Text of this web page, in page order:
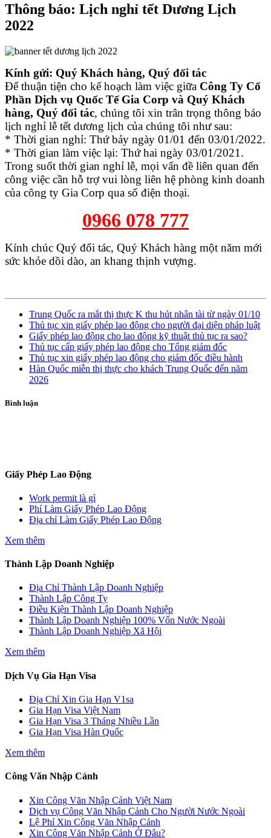
Thông báo: Lịch nghỉ tết Dương Lịch
2022
Kính gửi: Quý Khách hàng, Quý đối tác
Để thuận tiện cho kế hoạch làm việc giữa Công Ty Cổ
Phần Dịch vụ Quốc Tế Gia Corp và Quý Khách
hàng, Quý đối tác, chúng tôi xin trân trọng thông báo
lịch nghỉ lễ tết dương lịch của chúng tôi như sau:
* Thời gian nghỉ: Thứ bảy ngày 01/01 đến 03/01/2022.
* Thời gian làm việc lại: Thứ hai ngày 03/01/2021.
Trong suốt thời gian nghỉ lễ, mọi vấn đề liên quan đến
công việc cần hỗ trợ vui lòng liên hệ phòng kinh doanh
của công ty Gia Corp qua số điện thoại.
0966 078 777
Kính chúc Quý đối tác, Quý Khách hàng một năm mới
sức khỏe dồi dào, an khang thịnh vượng.
Trung Quốc ra mắt thị thực K thu hút nhân tài từ ngày 01/10
Thủ tục xin giấy phép lao động cho người đại diện pháp luật
Giấy phép lao động cho lao động kỹ thuật thủ tục ra sao?
Thủ tục cấp giấy phép lao động cho Tổng giám đốc
Thủ tục xin giấy phép lao động cho giám đốc điều hành
Hàn Quốc miễn thị thực cho khách Trung Quốc đến năm
2026
Bình luận
Giấy Phép Lao Động
Work permit là gì
Phí Làm Giấy Phép Lao Động
Địa chỉ Làm Giấy Phép Lao Động
Xem thêm
Thành Lập Doanh Nghiệp
Địa Chỉ Thành Lập Doanh Nghiệp
Thành Lập Công Ty
Điều Kiện Thành Lập Doanh Nghiệp
Thành Lập Doanh Nghiệp 100% Vốn Nước Ngoài
Thành Lập Doanh Nghiệp Xã Hội
Xem thêm
Dịch Vụ Gia Hạn Visa
Địa Chỉ Xin Gia Hạn V1sa
Gia Hạn Visa Việt Nam
Gia Hạn Visa 3 Tháng Nhiều Lần
Gia Hạn Visa Hàn Quốc
Xem thêm
Công Văn Nhập Cảnh
Xin Công Văn Nhập Cảnh Việt Nam
Dịch vụ Công Văn Nhập Cảnh Cho Người Nước Ngoài
Lệ Phí Xin Công Văn Nhập Cảnh
Xin Công Văn Nhập Cảnh Ở Đâu?